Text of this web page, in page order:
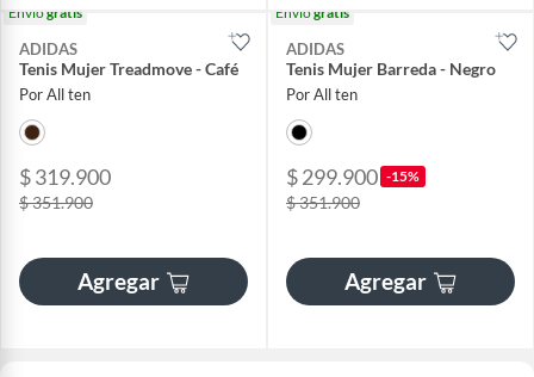
Envíogratis
ADIDAS
Tenis Mujer Treadmove - Café
Por All ten
$ 319.900
$ 351.900
Agregar
Envíogratis
ADIDAS
Tenis Mujer Barreda - Negro
Por All ten
$ 299.900 -15%
$ 351.900
Agregar